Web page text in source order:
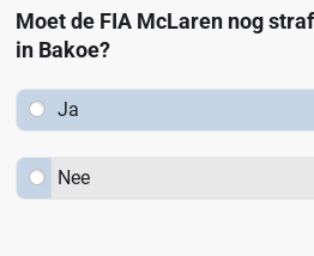
Moet de FIA McLaren nog
in Bakoe?
Ja
Nee